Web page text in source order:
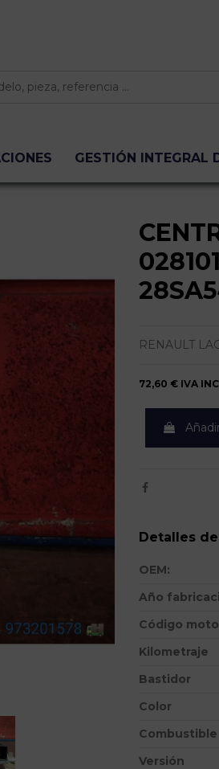
GESTIÓN INTEGRAL
RENAULT
72,60 € IVA
Detalles
OEM:
Año
Código
Kilometraje
Bastidor
Color
Combustible
Versión